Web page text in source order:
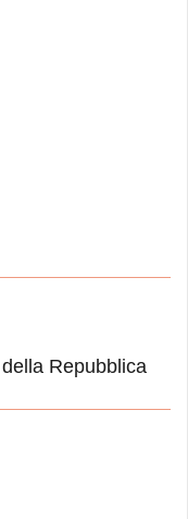
Repubblica